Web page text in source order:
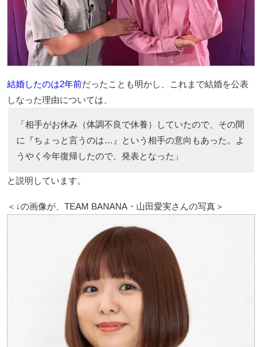
結婚したのは2年前だったことも明かし、これまで結婚を公表
しなった理由については、
「相手がお休み（体調不良で休養）していたので、その間
に『ちょっと言うのは…』という相手の意向もあった。よ
うやく今年復帰したので、発表となった」
と説明しています。
＜↓の画像が、TEAM BANANA・山田愛実さんの写真＞